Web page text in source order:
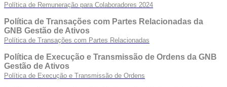
Política de Remuneração para Colaboradores 2024
Política de Transações com Partes Relacionadas da
GNB Gestão de Ativos
Política de Transações com Partes Relacionadas
Política de Execução e Transmissão de Ordens da GNB
Gestão de Ativos
Política de Execução e Transmissão de Ordens